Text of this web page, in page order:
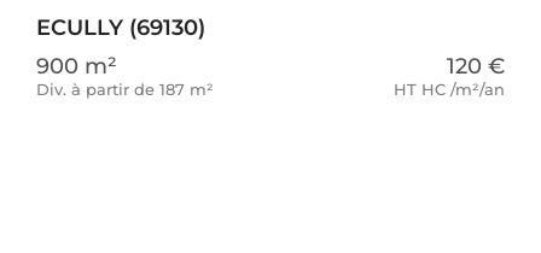
ECULLY (69130)
900 m²
Div. à partir de 187 m²
120 €
HT HC /m²/an